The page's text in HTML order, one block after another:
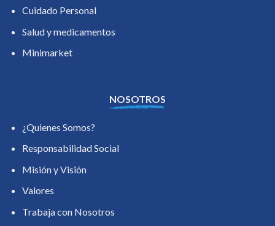
Cuidado Personal
Salud y medicamentos
Minimarket
NOSOTROS
¿Quienes Somos?
Responsabilidad Social
Misión y Visión
Valores
Trabaja con Nosotros